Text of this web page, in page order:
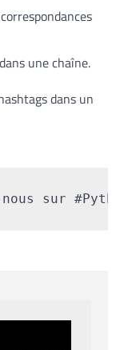
une chaîne.
dans un
sur